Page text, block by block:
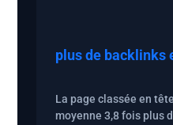
plus de backlinks
La page classée en
moyenne 3,8 fois plus